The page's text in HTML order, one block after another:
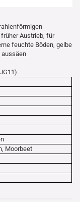
Austrieb, für
feuchte Böden, gelbe
aussäen
Moorbeet